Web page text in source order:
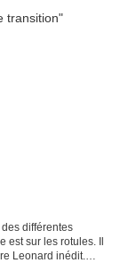
différentes
est sur les rotules. Il
Leonard inédit.